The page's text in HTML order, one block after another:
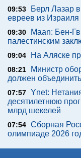
09:53
Берл Лазар
евреев из
09:30
Maan: Бен-
палестинским
09:04 На Аляске
08:21
Министр
должен
07:57 Ynet:
десятилетнюю
млрд шекелей
07:54 Сборная
олимпиаде 2026